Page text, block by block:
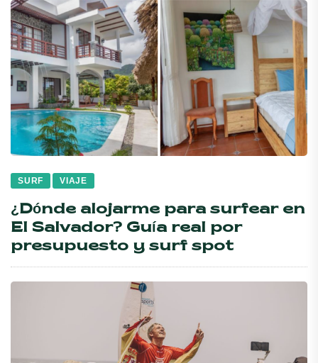
SURF VIAJE
¿Dónde alojarme para surfear en
El Salvador? Guía real por
presupuesto y surf spot